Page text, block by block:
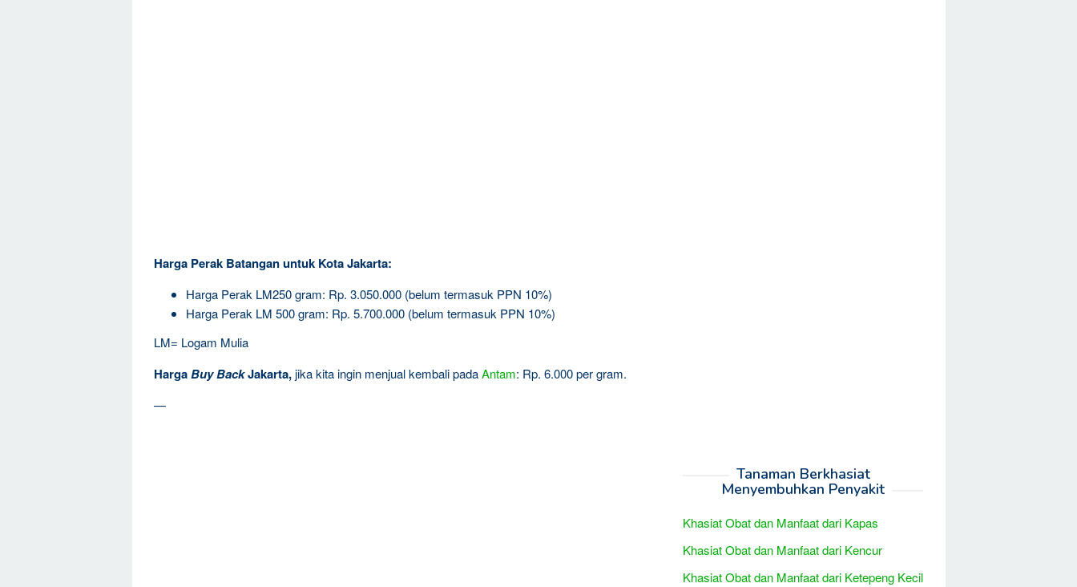
Harga Perak Batangan untuk Kota Jakarta:
Harga Perak LM250 gram: Rp. 3.050.000 (belum termasuk PPN 10%)
Harga Perak LM 500 gram: Rp. 5.700.000 (belum termasuk PPN 10%)
LM= Logam Mulia
HargaBuy BackJakarta,jika kita ingin menjual kembali padaAntam: Rp. 6.000 per gram.
—
Tanaman Berkhasiat
Menyembuhkan Penyakit
Khasiat Obat dan Manfaat dari Kapas
Khasiat Obat dan Manfaat dari Kencur
Khasiat Obat dan Manfaat dari Ketepeng Kecil